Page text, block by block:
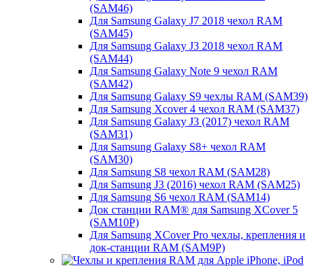
(SAM46)
Для Samsung Galaxy J7 2018 чехол RAM
(SAM45)
Для Samsung Galaxy J3 2018 чехол RAM
(SAM44)
Для Samsung Galaxy Note 9 чехол RAM
(SAM42)
Для Samsung Galaxy S9 чехлы RAM (SAM39)
Для Samsung Xcover 4 чехол RAM (SAM37)
Для Samsung Galaxy J3 (2017) чехол RAM
(SAM31)
Для Samsung Galaxy S8+ чехол RAM
(SAM30)
Для Samsung S8 чехол RAM (SAM28)
Для Samsung J3 (2016) чехол RAM (SAM25)
Для Samsung S6 чехол RAM (SAM14)
Док станции RAM® для Samsung XCover 5
(SAM10P)
Для Samsung XCover Pro чехлы, крепления и
док-станции RAM (SAM9P)